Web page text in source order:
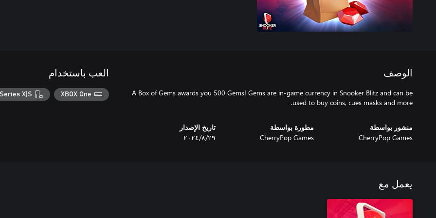
الوصف
A Box of Gems awards you 500 Gems! Gems are in-game currency in Snooker Blitz and can be
used to buy coins, cues masks and more.
منشور بواسطة
CherryPop Games
مطورة بواسطة
CherryPop Games
تاريخ الإصدار
٢٩‏/٨‏/٢٠٢٤
العب باستخدام
XBOX One
X|S
يعمل مع